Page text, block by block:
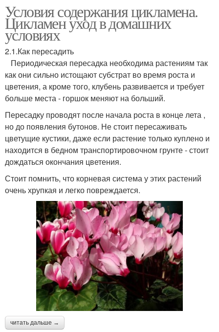
Условия содержания цикламена.
Цикламен уход в домашних
условиях
2.1.Как пересадить
Периодическая пересадка необходима растениям так
как они сильно истощают субстрат во время роста и
цветения, а кроме того, клубень развивается и требует
больше места - горшок меняют на больший.
Пересадку проводят после начала роста в конце лета ,
но до появления бутонов. Не стоит пересаживать
цветущие кустики, даже если растение только куплено и
находится в бедном транспортировочном грунте - стоит
дождаться окончания цветения.
Стоит помнить, что корневая система у этих растений
очень хрупкая и легко повреждается.
читать дальше →